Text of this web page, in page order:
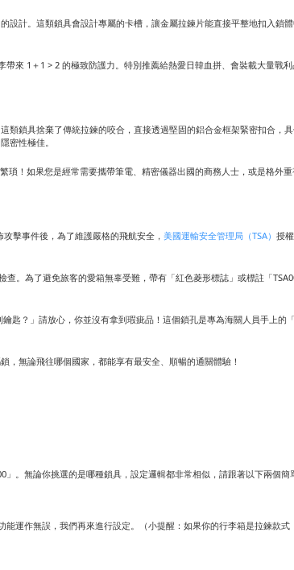
計。這類鎖具會設計專屬的卡槽，讓金屬拉鍊片能直接平整地扣入鎖
來 1＋1 > 2 的極致防護力。特別推薦給熱愛日韓血拼、會裝載大量戰
鎖具捨棄了傳統拉鍊的咬合，直接透過堅固的鋁合金框架緊密扣合，
密性極佳。
！如果您是經常需要攜帶筆電、精密儀器出國的商務人士，或是格外
擊事件後，為了維護嚴格的飛航安全， 美國運輸安全管理局（TSA） 授
。為了避免旅客的愛箱無辜受難，帶有「紅色菱形標誌」或標註「
？」請放心，你並沒有拿到瑕疵品！這個鎖孔是專為海關人員手上的
無論飛往哪個國家，都能享有最安全、順暢的通關體驗！
。無論你挑選的是哪種鎖具，設定邏輯都非常相似，請跟著以下兩個簡
運作無誤，我們再來進行設定。（小提醒：如果你的行李箱是拉鍊款